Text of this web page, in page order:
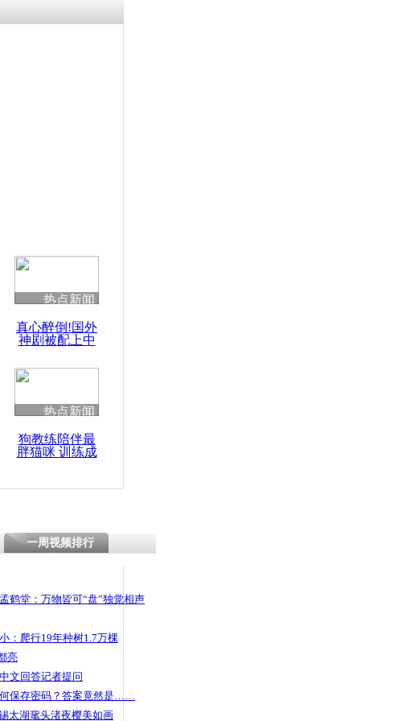
热点新闻
真心醉倒!国外
神剧被配上中
热点新闻
狗教练陪伴最
胖猫咪 训练成
一周视频排行
鹤堂：万物皆可“盘”独觉相声
：爬行19年种树1.7万棵
亮
文回答记者提问
保存密码？答案竟然是……
太湖鼋头渚夜樱美如画